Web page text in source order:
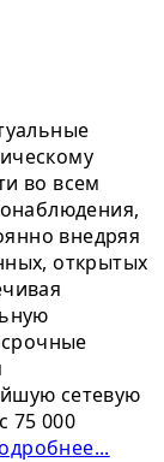
во всем
внедряя
открытых
сетевую
75 000